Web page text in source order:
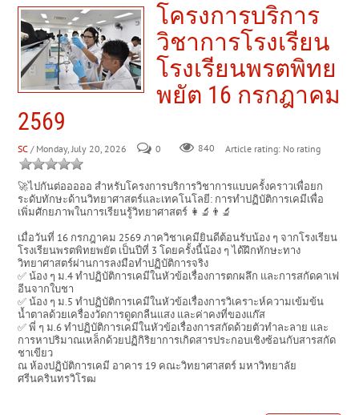
โครงการบริการ
วิชาการโรงเรียน
โรงเรียนพรตพิทย
พยัต 16 กรกฎาคม
2569
SC / Monday, July 20, 2026 0 840 Article rating: No rating
🚀ไปกันต่อออออ สำหรับโครงการบริการวิชาการแบบครั้งคราวเพื่อยก
ระดับทักษะด้านวิทยาศาสตร์และเทคโนโลยี: การทำปฏิบัติการเคมีเพื่อ
เพิ่มศักยภาพในการเรียนรู้วิทยาศาสตร์ 👩‍🔬👨‍🔬
เมื่อวันที่ 16 กรกฎาคม 2569 ภาควิชาเคมียินดีต้อนรับน้อง ๆ จากโรงเรียน
โรงเรียนพรตพิทยพยัต เป็นปีที่ 3 โดยครั้งนี้น้อง ๆ ได้ฝึกทักษะทาง
วิทยาศาสตร์ผ่านการลงมือทำปฏิบัติการจริง
✅ น้อง ๆ ม.4 ทำปฏิบัติการเคมีในหัวข้อเรื่องการตกผลึก และการสกัดคาเฟ
อีนจากใบชา
✅ น้อง ๆ ม.5 ทำปฏิบัติการเคมีในหัวข้อเรื่องการวิเคราะห์ความเข้มข้น
น้ำตาลด้วยเครื่องวัดการดูดกลืนแสง และค่าคงที่ของแก๊ส
✅ พี่ ๆ ม.6 ทำปฏิบัติการเคมีในหัวข้อเรื่องการสกัดด้วยตัวทำละลาย และ
การหาปริมาณเหล็กด้วยปฏิกิริยาการเกิดสารประกอบเชิงซ้อนกับสารสกัด
ชาเขียว
ณ ห้องปฏิบัติการเคมี อาคาร 19 คณะวิทยาศาสตร์ มหาวิทยาลัย
ศรีนครินทรวิโรฒ